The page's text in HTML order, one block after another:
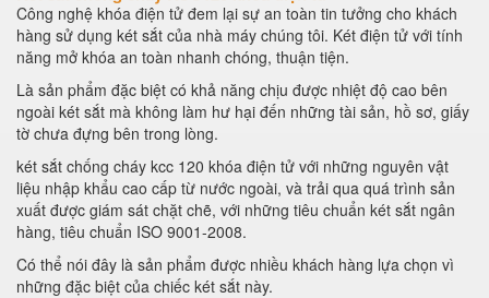
Công nghệ khóa điện tử đem lại sự an toàn tin tưởng cho khách
hàng sử dụng két sắt của nhà máy chúng tôi. Két điện tử với tính
năng mở khóa an toàn nhanh chóng, thuận tiện.
Là sản phẩm đặc biệt có khả năng chịu được nhiệt độ cao bên
ngoài két sắt mà không làm hư hại đến những tài sản, hồ sơ, giấy
tờ chưa đựng bên trong lòng.
két sắt chống cháy kcc 120 khóa điện tử với những nguyên vật
liệu nhập khẩu cao cấp từ nước ngoài, và trải qua quá trình sản
xuất được giám sát chặt chẽ, với những tiêu chuẩn két sắt ngân
hàng, tiêu chuẩn ISO 9001-2008.
Có thể nói đây là sản phẩm được nhiều khách hàng lựa chọn vì
những đặc biệt của chiếc két sắt này.